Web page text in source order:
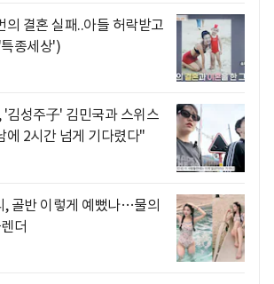
의 결혼 실패..아들 허락받고
종세상')
'김성주子' 김민국과 스위스
에 2시간 넘게 기다렸다"
골반 이렇게 예뻤나…물의
더